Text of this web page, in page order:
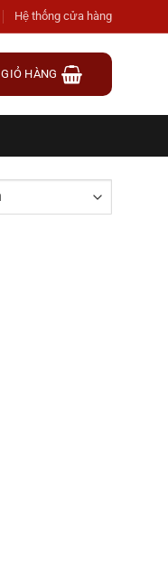
Hệ thống cửa hàng
GIỎ HÀNG